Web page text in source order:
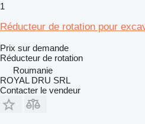
1
Réducteur de rotation pour
Prix sur demande
Réducteur de rotation
Roumanie
ROYAL DRU SRL
Contacter le vendeur